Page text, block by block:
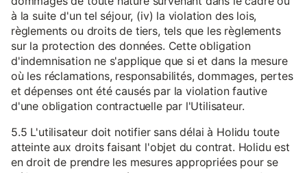
à la suite d'un tel séjour, (iv) la violation des lois,
règlements ou droits de tiers, tels que les règlements
sur la protection des données. Cette obligation
d'indemnisation ne s'applique que si et dans la mesure
où les réclamations, responsabilités, dommages, pertes
et dépenses ont été causés par la violation fautive
d'une obligation contractuelle par l'Utilisateur.
5.5 L'utilisateur doit notifier sans délai à Holidu toute
atteinte aux droits faisant l'objet du contrat. Holidu est
en droit de prendre les mesures appropriées pour se